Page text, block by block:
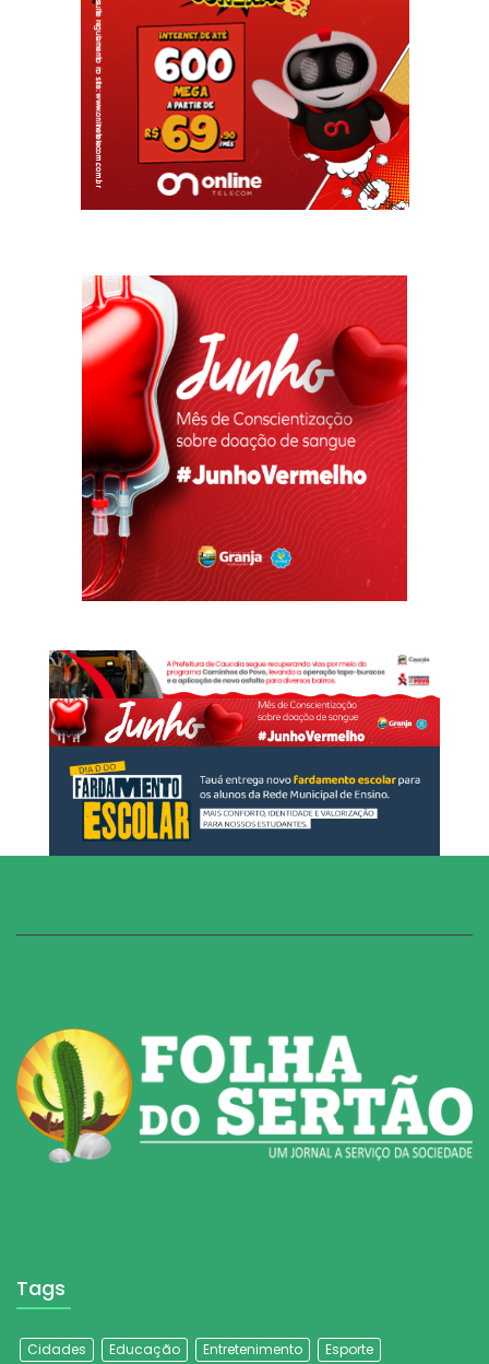
Tags
Cidades Educação Entretenimento Esporte